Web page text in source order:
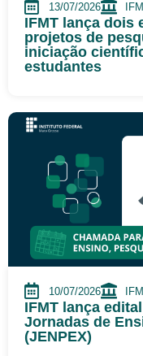
13/07/2026
IFMT lança dois
projetos de
iniciação
estudantes
10/07/2026
IFMT lança
Jornadas de
(JENPEX)